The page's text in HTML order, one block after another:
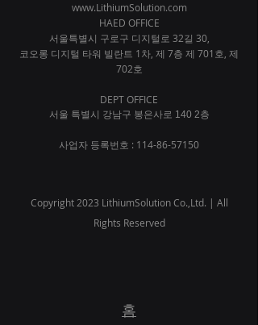
www.LithiumSolution.com
HAED OFFICE
서울특별시 구로구 디지털로 32길 30,
코오롱 디지털 타워 빌란트 1차, 제 7층 제 701호, 제
702호
DEPT OFFICE
서울 특별시 강남구 봉은사로 140 2층
사업자 등록번호 : 114-86-57150
Copyright 2023 LithiumSolution Co.,Ltd. | All
Rights Reserved
홈